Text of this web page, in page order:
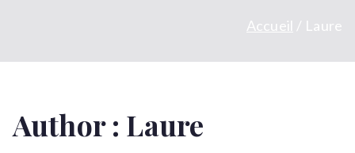
Accueil Laure
Author : Laure